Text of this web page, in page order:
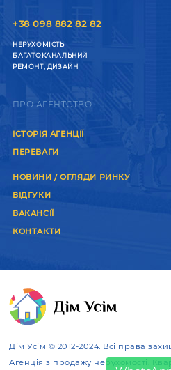
+38 098 882 82 82
НЕРУХОМІСТЬ
БАГАТОКАНАЛЬНИЙ
РЕМОНТ, ДИЗАЙН
ПРО АГЕНТСТВО
ІСТОРІЯ АГЕНЦІЇ
ПЕРЕВАГИ
НОВИНИ / ОГЛЯДИ РИНКУ
ВІДГУКИ
ВАКАНСІЇ
КОНТАКТИ
Дім Усім © 2012-2024. Всі права
Агенція з продажу нерухомості.